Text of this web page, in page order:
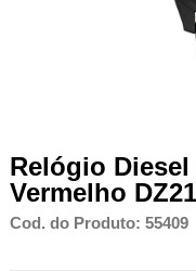
Relógio
Vermelho
Cod. do Produto: 55409